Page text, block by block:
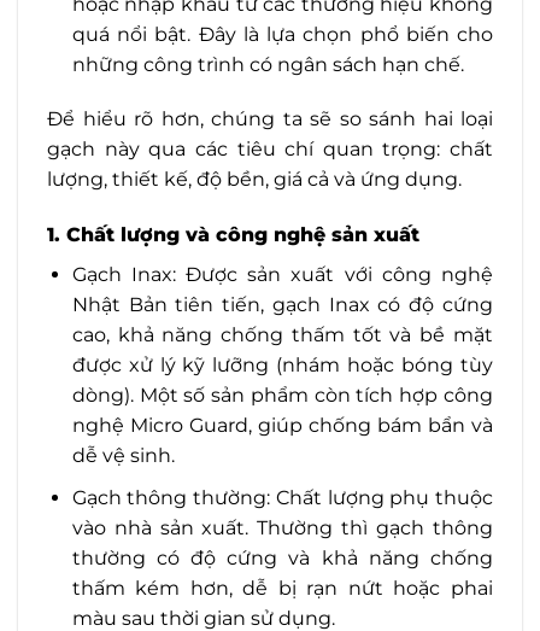
quá nổi bật. Đây là lựa chọn phổ biến cho
những công trình có ngân sách hạn chế.
Để hiểu rõ hơn, chúng ta sẽ so sánh hai loại
gạch này qua các tiêu chí quan trọng: chất
lượng, thiết kế, độ bền, giá cả và ứng dụng.
1. Chất lượng và công nghệ sản xuất
Gạch Inax: Được sản xuất với công nghệ
Nhật Bản tiên tiến, gạch Inax có độ cứng
cao, khả năng chống thấm tốt và bề mặt
được xử lý kỹ lưỡng (nhám hoặc bóng tùy
dòng). Một số sản phẩm còn tích hợp công
nghệ Micro Guard, giúp chống bám bẩn và
dễ vệ sinh.
Gạch thông thường: Chất lượng phụ thuộc
vào nhà sản xuất. Thường thì gạch thông
thường có độ cứng và khả năng chống
thấm kém hơn, dễ bị rạn nứt hoặc phai
màu sau thời gian sử dụng.